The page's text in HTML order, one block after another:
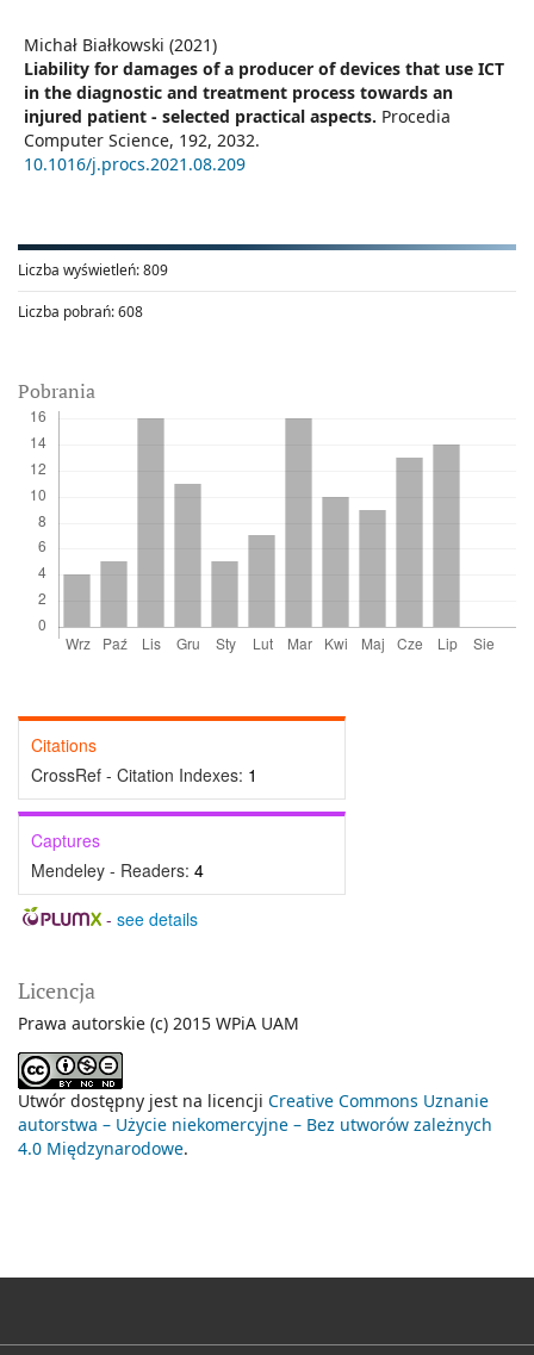
Michał Białkowski (2021)
Liability for damages of a producer of devices that use ICT
in the diagnostic and treatment process towards an
injured patient - selected practical aspects. Procedia
Computer Science, 192, 2032.
10.1016/j.procs.2021.08.209
Liczba wyświetleń:809
Liczba pobrań:608
Pobrania
Citations
CrossRef - Citation Indexes: 1
Captures
Mendeley - Readers: 4
- see details
Licencja
Prawa autorskie (c) 2015 WPiA UAM
Utwór dostępny jest na licencji Creative Commons Uznanie
autorstwa – Użycie niekomercyjne – Bez utworów zależnych
4.0 Międzynarodowe.